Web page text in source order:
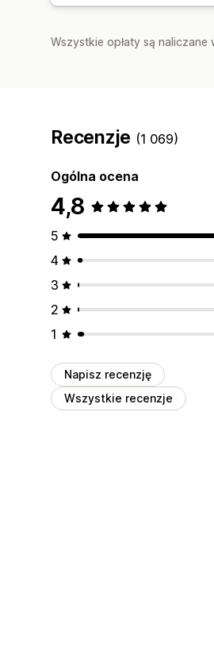
Wszystkie opłaty są
Recenzje (1 069)
Ogólna ocena
4,8
5
4
3
2
1
Napisz recenzję
Wszystkie recenzje